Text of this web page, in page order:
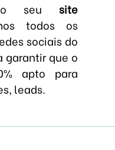
do seusite
todos os
sociais do
garantir que o
apto para
leads.